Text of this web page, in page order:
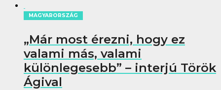
MAGYARORSZÁG
„Már most érezni, hogy ez
valami más, valami
különlegesebb” – interjú Török
Ágival